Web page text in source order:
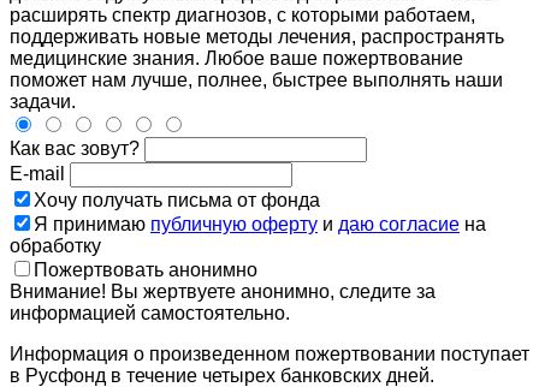
расширять спектр диагнозов, с которыми работаем,
поддерживать новые методы лечения, распространять
медицинские знания. Любое ваше пожертвование
поможет нам лучше, полнее, быстрее выполнять наши
задачи.
Как вас зовут?
E-mail
Хочу получать письма от фонда
Я принимаю публичную оферту и даю согласие на
обработку
Пожертвовать анонимно
Внимание! Вы жертвуете анонимно, следите за
информацией самостоятельно.
Информация о произведенном пожертвовании поступает
в Русфонд в течение четырех банковских дней.